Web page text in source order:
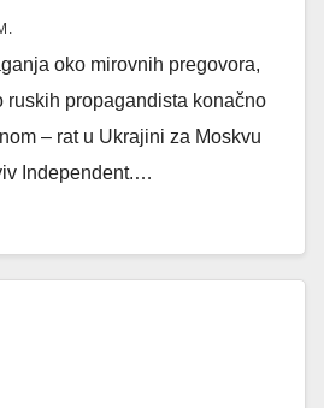
oko mirovnih pregovora,
ruskih propagandista konačno
– rat u Ukrajini za Moskvu
Independent.…